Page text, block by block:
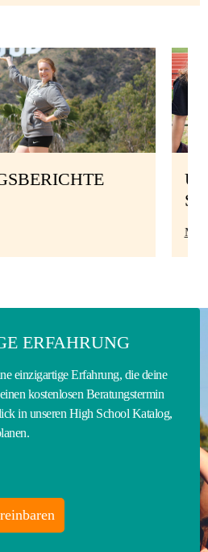
ERFAHRUNG
einzigartige Erfahrung, die deine
kostenlosen Beratungstermin
in unseren High School Katalog,